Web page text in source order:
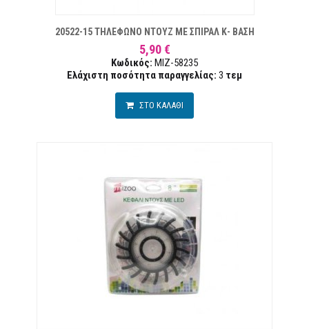
20522-15 ΤΗΛΕΦΩΝΟ ΝΤΟΥΖ ΜΕ ΣΠΙΡΑΛ Κ- ΒΑΣΗ
5,90 €
Κωδικός: MIZ-58235
Ελάχιστη ποσότητα παραγγελίας: 3 τεμ
ΣΤΟ ΚΑΛΑΘΙ